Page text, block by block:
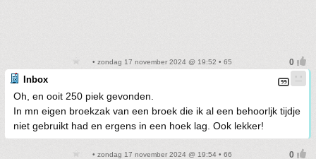
• zondag 17 november 2024 @ 19:52 • 65
Inbox
Oh, en ooit 250 piek gevonden.
In mn eigen broekzak van een broek die ik al een behoorljk tijdje
niet gebruikt had en ergens in een hoek lag. Ook lekker!
• zondag 17 november 2024 @ 19:54 • 66